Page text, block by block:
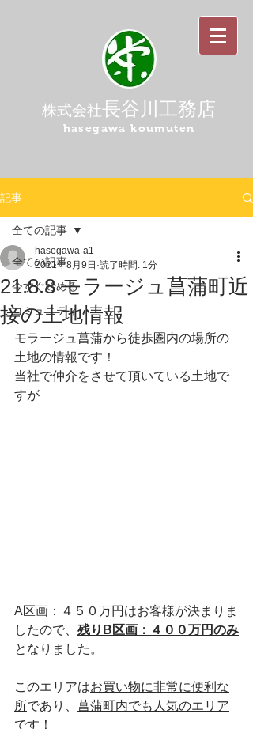
株式会社長谷川工務店
hasegawa koumuten
記事
全ての記事
今すぐ始める
コミュニティ
全ての記事
21.8.8 モラージュ菖蒲町近
接の土地情報
hasegawa-a1
2021年8月9日 読了時間: 1分
モラージュ菖蒲から徒歩圏内の場所の
土地の情報です！
当社で仲介をさせて頂いている土地で
すが
A区画：４５０万円はお客様が決まりま
したので、 残りB区画：４００万円のみ
となりました。
このエリアはお買い物に非常に便利な
所であり、 菖蒲町内でも人気のエリア
です！